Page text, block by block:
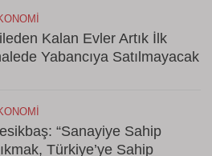
Kalan Evler Artık İlk
Yabancıya Satılmayacak
“Sanayiye Sahip
Türkiye’ye Sahip